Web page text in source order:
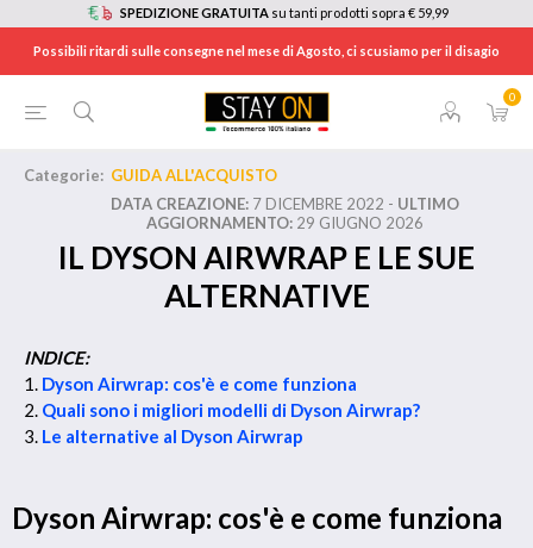
SPEDIZIONE GRATUITA su tanti prodotti sopra € 59,99
Possibili ritardi sulle consegne nel mese di Agosto, ci scusiamo per il disagio
0
TORNA ALL'INIZIO
Categorie: GUIDA ALL'ACQUISTO
DATA CREAZIONE:7 DICEMBRE 2022 - ULTIMO
AGGIORNAMENTO:29 GIUGNO 2026
IL DYSON AIRWRAP E LE SUE
ALTERNATIVE
INDICE:
1. Dyson Airwrap: cos'è e come funziona
2. Quali sono i migliori modelli di Dyson Airwrap?
3. Le alternative al Dyson Airwrap
Dyson Airwrap: cos'è e come funziona